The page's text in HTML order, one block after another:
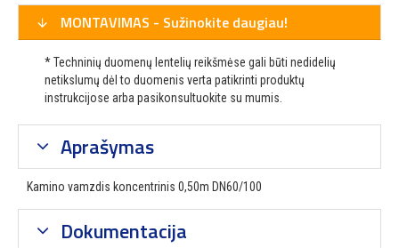
MONTAVIMAS - Sužinokite daugiau!
* Techninių duomenų lentelių reikšmėse gali būti nedidelių
netikslumų dėl to duomenis verta patikrinti produktų
instrukcijose arba pasikonsultuokite su mumis.
Aprašymas
Kamino vamzdis koncentrinis 0,50m DN60/100
Dokumentacija